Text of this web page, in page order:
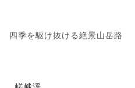
四季を駆け抜ける絶景山岳路